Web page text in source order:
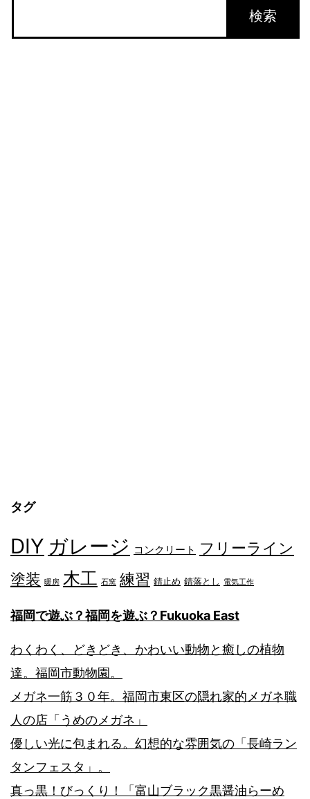
タグ
DIY ガレージ コンクリート フリーライン
塗装 暖房 木工 石窯 練習 錆止め 錆落とし 電気工作
福岡で遊ぶ？福岡を遊ぶ？Fukuoka East
わくわく、どきどき、かわいい動物と癒しの植物
達。福岡市動物園。
メガネ一筋３０年。福岡市東区の隠れ家的メガネ職
人の店「うめのメガネ」
優しい光に包まれる。幻想的な雰囲気の「長崎ラン
タンフェスタ」。
真っ黒！びっくり！「富山ブラック黒醤油らーめ